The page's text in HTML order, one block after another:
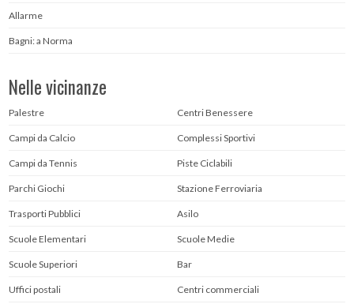
Allarme
Bagni: a Norma
Nelle vicinanze
Palestre Centri Benessere
Campi da Calcio Complessi Sportivi
Campi da Tennis Piste Ciclabili
Parchi Giochi Stazione Ferroviaria
Trasporti Pubblici Asilo
Scuole Elementari Scuole Medie
Scuole Superiori Bar
Uffici postali Centri commerciali